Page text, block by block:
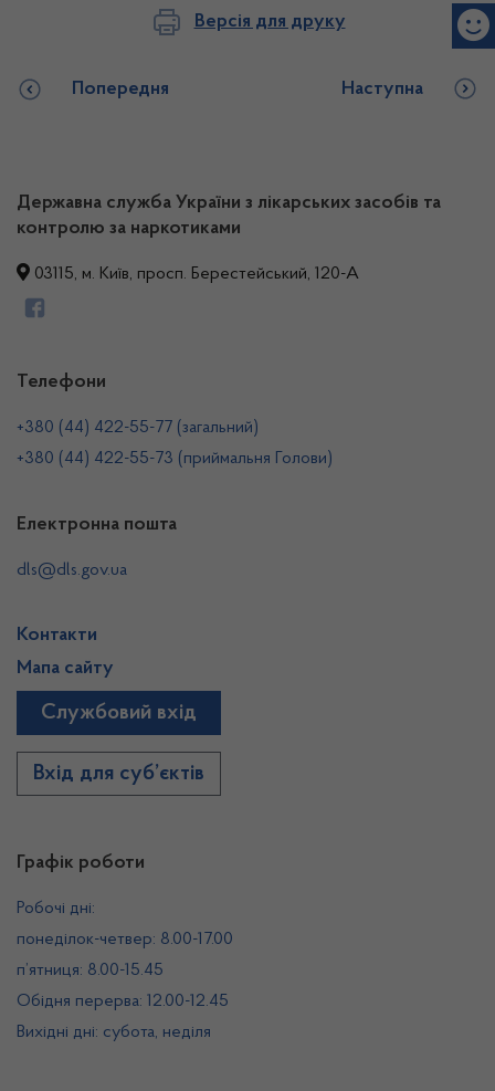
Версія для друку
Попередня Наступна
Державна служба України з лікарських засобів та
контролю за наркотиками
03115, м. Київ, просп. Берестейський, 120-А
Графік роботи
Робочі дні:
понеділок-четвер: 8.00-17.00
п’ятниця: 8.00-15.45
Обідня перерва: 12.00-12.45
Вихідні дні: субота, неділя
Телефони
+380 (44) 422-55-77 (загальний)
+380 (44) 422-55-73 (приймальня Голови)
Електронна пошта
dls@dls.gov.ua
Контакти
Мапа сайту
Службовий вхід
Вхід для суб’єктів